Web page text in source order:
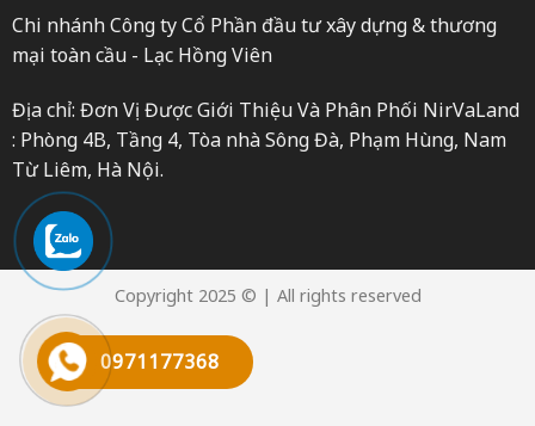
Chi nhánh Công ty Cổ Phần đầu tư xây dựng & thương
mại toàn cầu - Lạc Hồng Viên
Địa chỉ: Đơn Vị Được Giới Thiệu Và Phân Phối NirVaLand
: Phòng 4B, Tầng 4, Tòa nhà Sông Đà, Phạm Hùng, Nam
Từ Liêm, Hà Nội.
Copyright 2025 © | All rights reserved
0971177368